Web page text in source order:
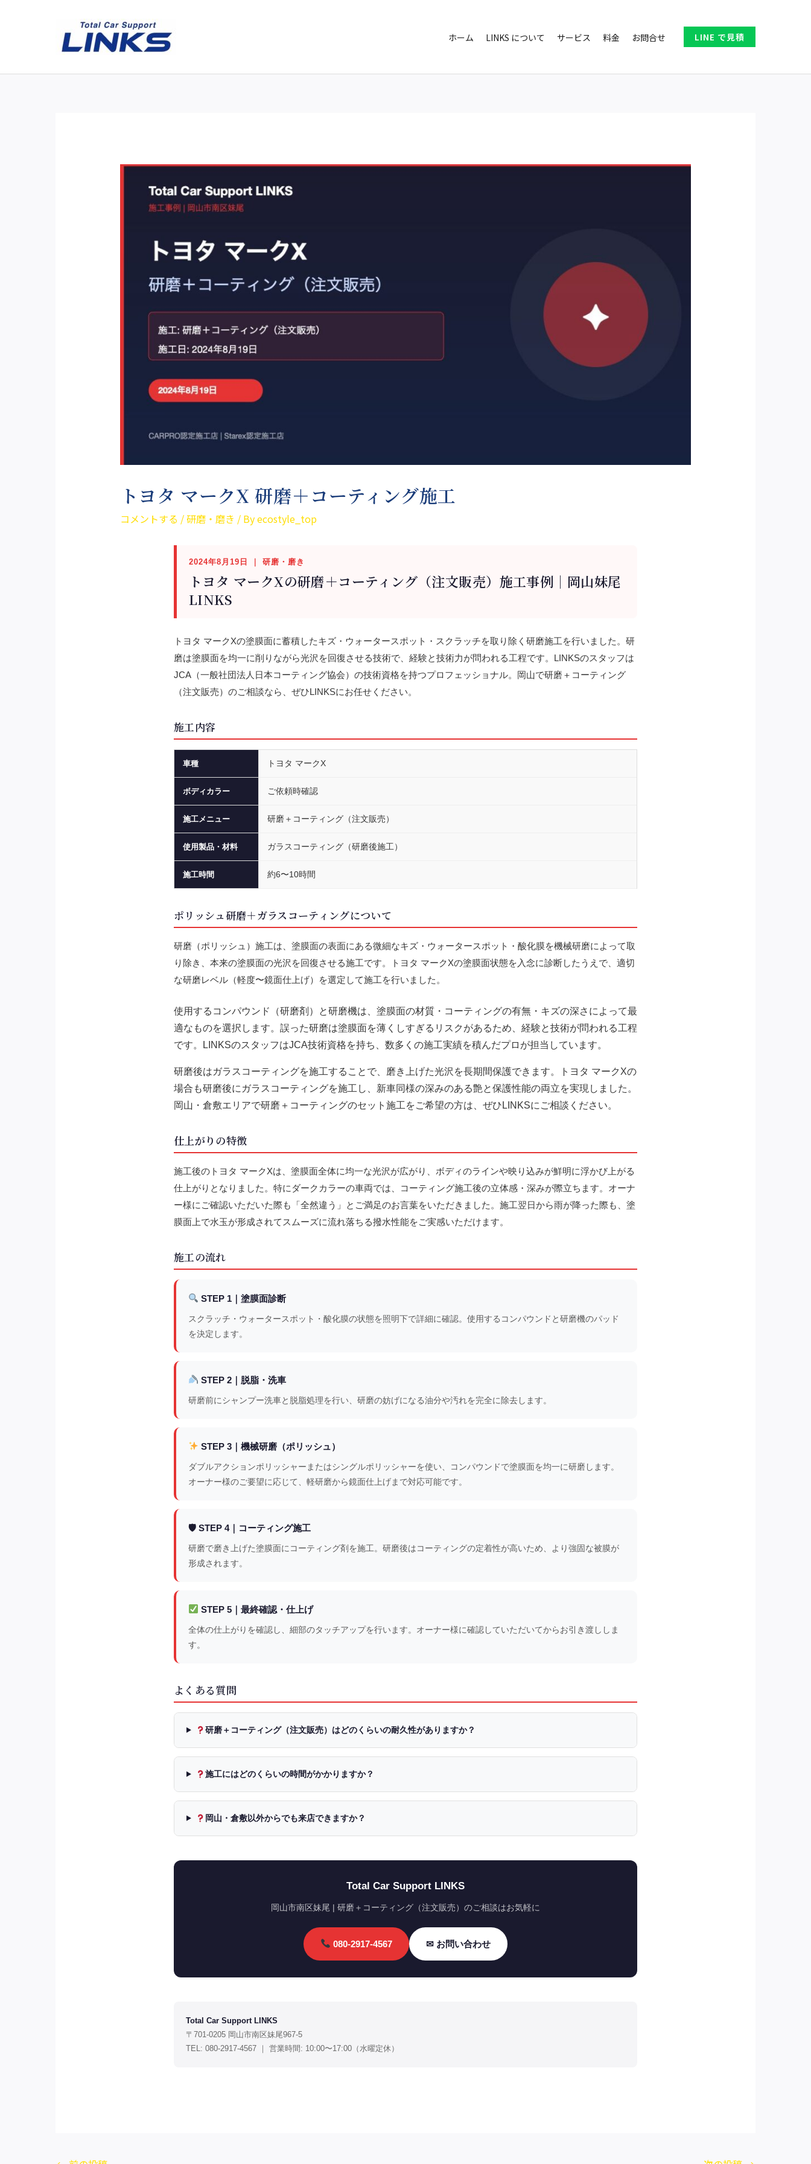
キ
ホーム LINKS について サービス 料金 お問合せ LINE で見積
トヨタ マークX 研磨＋コーティング施工
コメントする /研磨・磨き / Byecostyle_top
2024年8月19日 ｜ 研磨・磨き
トヨタ マークXの研磨＋コーティング（注文販売）施工事例｜岡山妹尾
LINKS
トヨタ マークXの塗膜面に蓄積したキズ・ウォータースポット・スクラッチを取り除く研磨施工を行いました。研
磨は塗膜面を均一に削りながら光沢を回復させる技術で、経験と技術力が問われる工程です。LINKSのスタッフは
JCA（一般社団法人日本コーティング協会）の技術資格を持つプロフェッショナル。岡山で研磨＋コーティング
（注文販売）のご相談なら、ぜひLINKSにお任せください。
施工内容
車種 トヨタ マークX
ボディカラー ご依頼時確認
施工メニュー 研磨＋コーティング（注文販売）
使用製品・材料 ガラスコーティング（研磨後施工）
施工時間 約6〜10時間
ポリッシュ研磨＋ガラスコーティングについて
研磨（ポリッシュ）施工は、塗膜面の表面にある微細なキズ・ウォータースポット・酸化膜を機械研磨によって取
り除き、本来の塗膜面の光沢を回復させる施工です。トヨタ マークXの塗膜面状態を入念に診断したうえで、適切
な研磨レベル（軽度〜鏡面仕上げ）を選定して施工を行いました。
使用するコンパウンド（研磨剤）と研磨機は、塗膜面の材質・コーティングの有無・キズの深さによって最
適なものを選択します。誤った研磨は塗膜面を薄くしすぎるリスクがあるため、経験と技術が問われる工程
です。LINKSのスタッフはJCA技術資格を持ち、数多くの施工実績を積んだプロが担当しています。
研磨後はガラスコーティングを施工することで、磨き上げた光沢を長期間保護できます。トヨタ マークXの
場合も研磨後にガラスコーティングを施工し、新車同様の深みのある艶と保護性能の両立を実現しました。
岡山・倉敷エリアで研磨＋コーティングのセット施工をご希望の方は、ぜひLINKSにご相談ください。
仕上がりの特徴
施工後のトヨタ マークXは、塗膜面全体に均一な光沢が広がり、ボディのラインや映り込みが鮮明に浮かび上がる
仕上がりとなりました。特にダークカラーの車両では、コーティング施工後の立体感・深みが際立ちます。オーナ
ー様にご確認いただいた際も「全然違う」とご満足のお言葉をいただきました。施工翌日から雨が降った際も、塗
膜面上で水玉が形成されてスムーズに流れ落ちる撥水性能をご実感いただけます。
施工の流れ
STEP 1｜塗膜面診断
スクラッチ・ウォータースポット・酸化膜の状態を照明下で詳細に確認。使用するコンパウンドと研磨機のパッド
を決定します。
STEP 2｜脱脂・洗車
研磨前にシャンプー洗車と脱脂処理を行い、研磨の妨げになる油分や汚れを完全に除去します。
STEP 3｜機械研磨（ポリッシュ）
ダブルアクションポリッシャーまたはシングルポリッシャーを使い、コンパウンドで塗膜面を均一に研磨します。
オーナー様のご要望に応じて、軽研磨から鏡面仕上げまで対応可能です。
🛡 STEP 4｜コーティング施工
研磨で磨き上げた塗膜面にコーティング剤を施工。研磨後はコーティングの定着性が高いため、より強固な被膜が
形成されます。
STEP 5｜最終確認・仕上げ
全体の仕上がりを確認し、細部のタッチアップを行います。オーナー様に確認していただいてからお引き渡ししま
す。
よくある質問
研磨＋コーティング（注文販売）はどのくらいの耐久性がありますか？
施工にはどのくらいの時間がかかりますか？
岡山・倉敷以外からでも来店できますか？
Total Car Support LINKS
岡山市南区妹尾 | 研磨＋コーティング（注文販売）のご相談はお気軽に
080-2917-4567 ✉ お問い合わせ
Total Car Support LINKS
〒701-0205 岡山市南区妹尾967-5
TEL: 080-2917-4567 ｜ 営業時間: 10:00〜17:00（水曜定休）